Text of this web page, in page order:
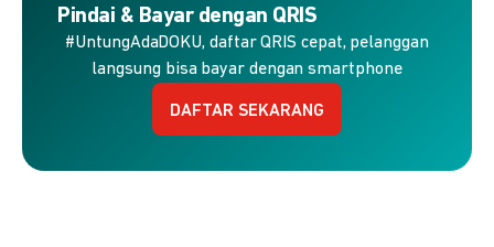
Pindai & Bayar dengan QRIS
#UntungAdaDOKU, daftar QRIS cepat, pelanggan
langsung bisa bayar dengan smartphone
DAFTAR SEKARANG